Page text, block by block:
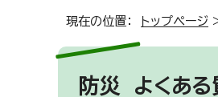
現在の位置： トップページ
防災 よくある